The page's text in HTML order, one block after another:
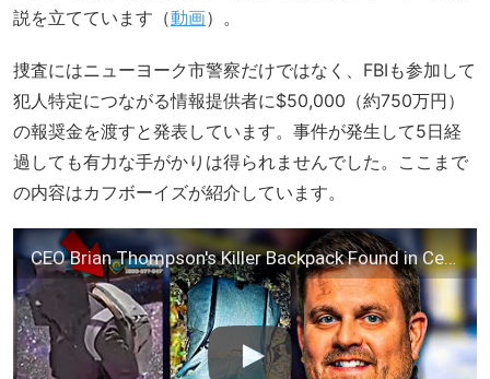
説を立てています（動画）。
捜査にはニューヨーク市警察だけではなく、FBIも参加して
犯人特定につながる情報提供者に$50,000（約750万円）
の報奨金を渡すと発表しています。事件が発生して5日経
過しても有力な手がかりは得られませんでした。ここまで
の内容はカフボーイズが紹介しています。
CEO Brian Thompson's Killer Backpack Found in Central Park + DNA